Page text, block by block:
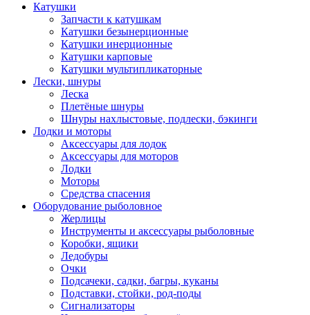
Катушки
Запчасти к катушкам
Катушки безынерционные
Катушки инерционные
Катушки карповые
Катушки мультипликаторные
Лески, шнуры
Леска
Плетёные шнуры
Шнуры нахлыстовые, подлески, бэкинги
Лодки и моторы
Аксессуары для лодок
Аксессуары для моторов
Лодки
Моторы
Средства спасения
Оборудование рыболовное
Жерлицы
Инструменты и аксессуары рыболовные
Коробки, ящики
Ледобуры
Очки
Подсачеки, садки, багры, куканы
Подставки, стойки, род-поды
Сигнализаторы